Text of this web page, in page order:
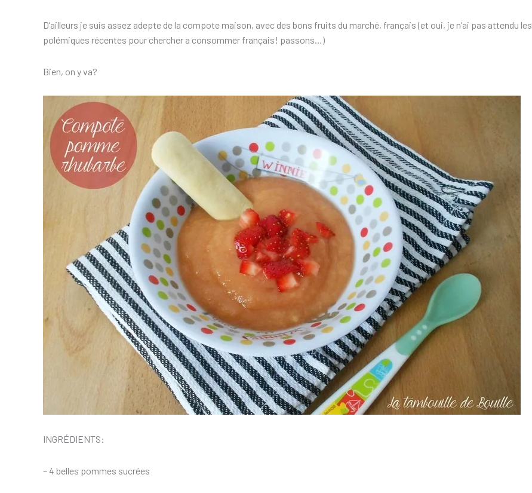
D’ailleurs je suis assez adepte de la compote maison, avec des bons fruits du marché, français (et oui, je n’ai pas attendu les
polémiques récentes pour chercher a consommer français! passons…)
Bien, on y va?
INGRÉDIENTS:
– 4 belles pommes sucrées